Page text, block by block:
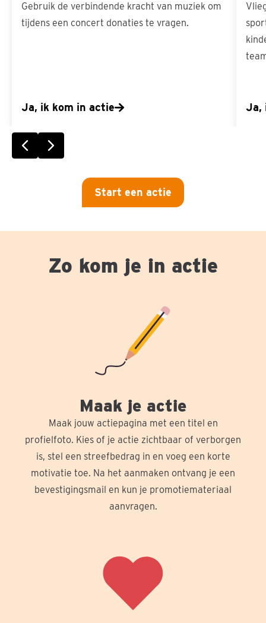
Gebruik de verbindende kracht van muziek om
tijdens een concert donaties te vragen.
Ja, ik kom in actie Ja,
Vorige slideVolgende slide
Start een actie
Zo kom je in actie
Maak je actie
Maak jouw actiepagina met een titel en
profielfoto. Kies of je actie zichtbaar of verborgen
is, stel een streefbedrag in en voeg een korte
motivatie toe. Na het aanmaken ontvang je een
bevestigingsmail en kun je promotiemateriaal
aanvragen.